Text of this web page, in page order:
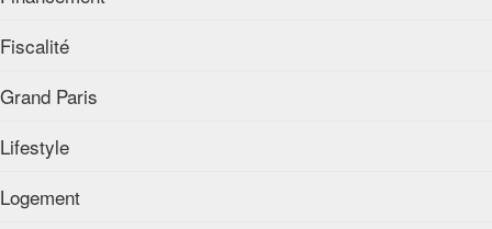
Fiscalité
Grand Paris
Lifestyle
Logement